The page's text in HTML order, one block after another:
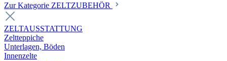
Zur Kategorie ZELTZUBEHÖR
ZELTAUSSTATTUNG
Zeltteppiche
Unterlagen, Böden
Innenzelte